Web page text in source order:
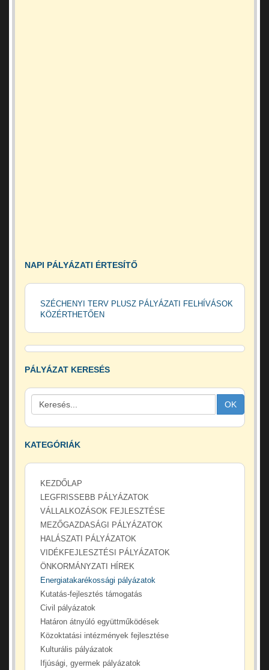
NAPI PÁLYÁZATI ÉRTESÍTŐ
SZÉCHENYI TERV PLUSZ PÁLYÁZATI FELHÍVÁSOK
KÖZÉRTHETŐEN
PÁLYÁZAT KERESÉS
OK
KATEGÓRIÁK
KEZDŐLAP
LEGFRISSEBB PÁLYÁZATOK
VÁLLALKOZÁSOK FEJLESZTÉSE
MEZŐGAZDASÁGI PÁLYÁZATOK
HALÁSZATI PÁLYÁZATOK
VIDÉKFEJLESZTÉSI PÁLYÁZATOK
ÖNKORMÁNYZATI HÍREK
Energiatakarékossági pályázatok
Kutatás-fejlesztés támogatás
Civil pályázatok
Határon átnyúló együttműködések
Közoktatási intézmények fejlesztése
Kulturális pályázatok
Ifjúsági, gyermek pályázatok